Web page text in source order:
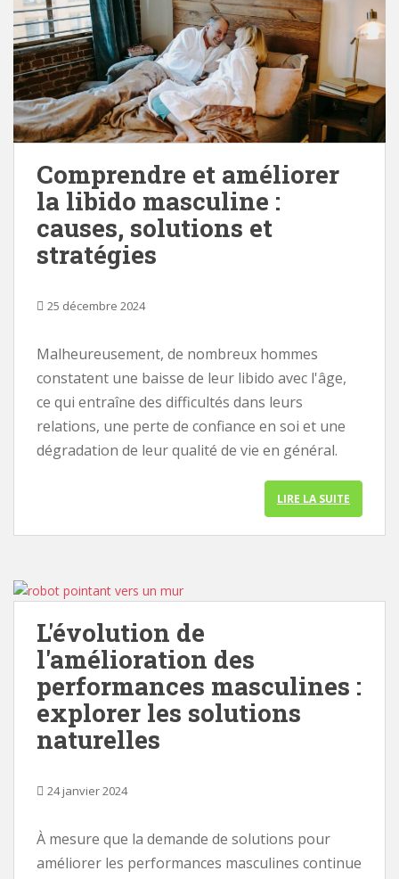
Comprendre et améliorer
la libido masculine :
causes, solutions et
stratégies
25 décembre 2024
Malheureusement, de nombreux hommes
constatent une baisse de leur libido avec l'âge,
ce qui entraîne des difficultés dans leurs
relations, une perte de confiance en soi et une
dégradation de leur qualité de vie en général.
LIRE LA SUITE
L'évolution de
l'amélioration des
performances masculines :
explorer les solutions
naturelles
24 janvier 2024
À mesure que la demande de solutions pour
améliorer les performances masculines continue